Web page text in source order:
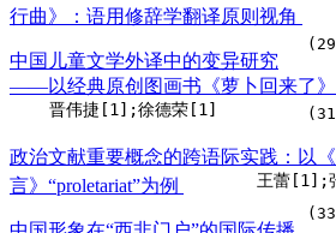
行曲》：语用修辞学翻译原则视角
中国儿童文学外译中的变异研究
——以经典原创图画书《萝卜回来了》
晋伟捷[1];徐德荣[1]
政治文献重要概念的跨语际实践：以
言》“proletariat”为例
王蕾[1];